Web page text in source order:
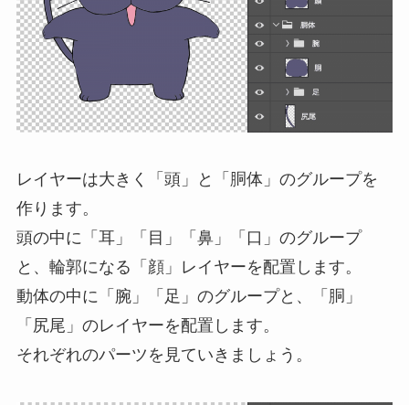
レイヤーは大きく「頭」と「胴体」のグループを
作ります。
頭の中に「耳」「目」「鼻」「口」のグループ
と、輪郭になる「顔」レイヤーを配置します。
動体の中に「腕」「足」のグループと、「胴」
「尻尾」のレイヤーを配置します。
それぞれのパーツを見ていきましょう。